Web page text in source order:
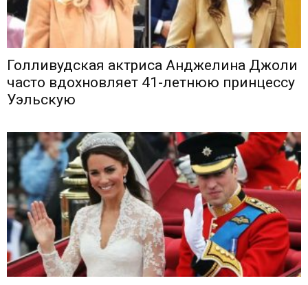
Голливудская актриса Анджелина Джоли
часто вдохновляет 41-летнюю принцессу
Уэльскую